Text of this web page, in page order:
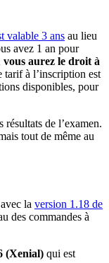
valable 3 ans au lieu
avez 1 an pour
vous aurez le droit à
tarif à l’inscription est
disponibles, pour
de l’examen.
tout de même au
la version 1.18 de
des commandes à
(Xenial) qui est